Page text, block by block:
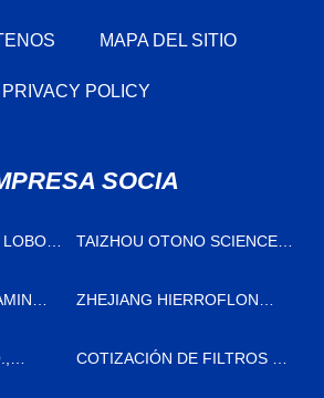
MAPA DEL SITIO
PRIVACY POLICY
SOCIA
TAIZHOU OTONO SCIENCE
DEVELOPMENT CO., LTD
ZHEJIANG HIERROFLON
LIMITADO
COTIZACIÓN DE FILTROS DE